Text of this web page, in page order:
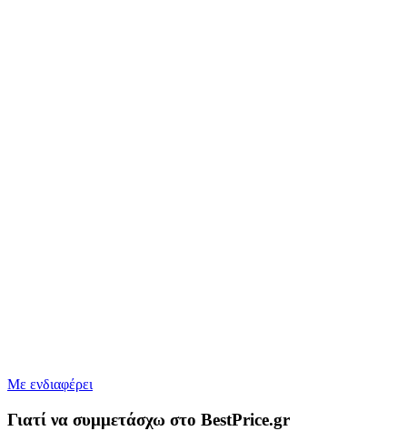
Με ενδιαφέρει
Γιατί να συμμετάσχω στο BestPrice.gr